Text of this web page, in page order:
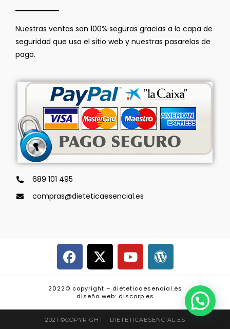
Nuestras ventas son 100% seguras gracias a la capa de
seguridad que usa el sitio web y nuestras pasarelas de
pago.
689 101 495
compras@dieteticaesencial.es
2022© copyright – dieteticaesencial.es
diseño web: discorp.es
2021 ©COPYRIGHT - DIETETICAESENCIAL.ES